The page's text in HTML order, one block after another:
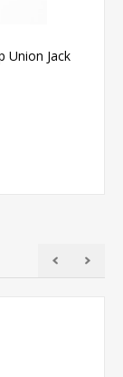
Union Jack